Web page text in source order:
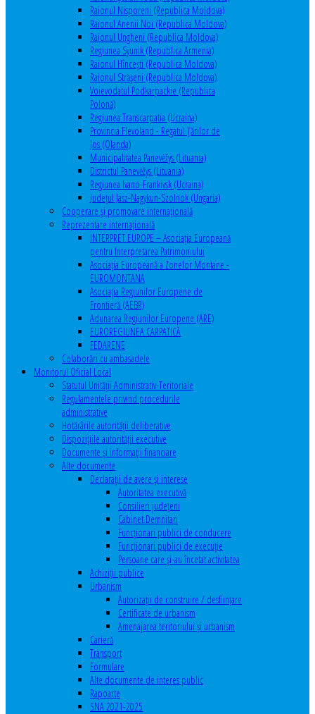
Raionul Nisporeni (Republica Moldova)
Raionul Anenii Noi (Republica Moldova)
Raionul Ungheni (Republica Moldova)
Regiunea Syunik (Republica Armenia)
Raionul Hîncești (Republica Moldova)
Raionul Străşeni (Republica Moldova)
Voievodatul Podkarpackie (Republica
Polonă)
Regiunea Transcarpatia (Ucraina)
Provincia Flevoland - Regatul Ţărilor de
Jos (Olanda)
Municipalitatea Panevėžys (Lituania)
Districtul Panevėžys (Lituania)
Regiunea Ivano-Frankivsk (Ucraina)
Judeţul Jasz-Nagykun-Szolnok (Ungaria)
Cooperare şi promovare internaţională
Reprezentare internaţională
INTERPRET EUROPE – Asociația Europeană
pentru Interpretarea Patrimoniului
Asociația Europeană a Zonelor Montane -
EUROMONTANA
Asociația Regiunilor Europene de
Frontieră (AEBR)
Adunarea Regiunilor Europene (ARE)
EUROREGIUNEA CARPATICĂ
FEDARENE
Colaborări cu ambasadele
Monitorul Oficial Local
Statutul Unităţii Administrativ-Teritoriale
Regulamentele privind procedurile
administrative
Hotărârile autorităţii deliberative
Dispoziţiile autorităţii executive
Documente şi informaţii financiare
Alte documente
Declaraţii de avere şi interese
Autoritatea executivă
Consilieri judeţeni
Cabinet Demnitari
Funcţionari publici de conducere
Funcționari publici de execuție
Persoane care şi-au încetat activitatea
Achiziţii publice
Urbanism
Autorizații de construire / desființare
Certificate de urbanism
Amenajarea teritoriului şi urbanism
Carieră
Transport
Formulare
Alte documente de interes public
Rapoarte
SNA 2021-2025